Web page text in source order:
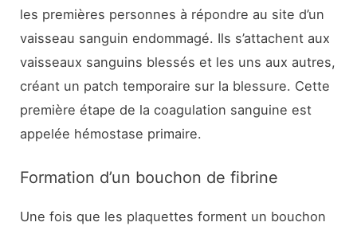
les premières personnes à répondre au site d’un
vaisseau sanguin endommagé. Ils s’attachent aux
vaisseaux sanguins blessés et les uns aux autres,
créant un patch temporaire sur la blessure. Cette
première étape de la coagulation sanguine est
appelée hémostase primaire.
Formation d’un bouchon de fibrine
Une fois que les plaquettes forment un bouchon